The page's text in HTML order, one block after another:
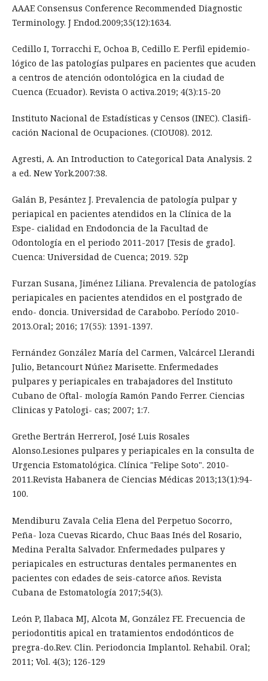
AAAE Consensus Conference Recommended Diagnostic
Terminology. J Endod.2009;35(12):1634.
Cedillo I, Torracchi E, Ochoa B, Cedillo E. Perfil epidemio-
lógico de las patologías pulpares en pacientes que acuden
a centros de atención odontológica en la ciudad de
Cuenca (Ecuador). Revista O activa.2019; 4(3):15-20
Instituto Nacional de Estadísticas y Censos (INEC). Clasifi-
cación Nacional de Ocupaciones. (CIOU08). 2012.
Agresti, A. An Introduction to Categorical Data Analysis. 2
a ed. New York.2007:38.
Galán B, Pesántez J. Prevalencia de patología pulpar y
periapical en pacientes atendidos en la Clínica de la
Espe- cialidad en Endodoncia de la Facultad de
Odontología en el periodo 2011-2017 [Tesis de grado].
Cuenca: Universidad de Cuenca; 2019. 52p
Furzan Susana, Jiménez Liliana. Prevalencia de patologías
periapicales en pacientes atendidos en el postgrado de
endo- doncia. Universidad de Carabobo. Período 2010-
2013.Oral; 2016; 17(55): 1391-1397.
Fernández González María del Carmen, Valcárcel Llerandi
Julio, Betancourt Núñez Marisette. Enfermedades
pulpares y periapicales en trabajadores del Instituto
Cubano de Oftal- mología Ramón Pando Ferrer. Ciencias
Clinicas y Patologi- cas; 2007; 1:7.
Grethe Bertrán HerreroI, José Luis Rosales
Alonso.Lesiones pulpares y periapicales en la consulta de
Urgencia Estomatológica. Clínica "Felipe Soto". 2010-
2011.Revista Habanera de Ciencias Médicas 2013;13(1):94-
100.
Mendiburu Zavala Celia Elena del Perpetuo Socorro,
Peña- loza Cuevas Ricardo, Chuc Baas Inés del Rosario,
Medina Peralta Salvador. Enfermedades pulpares y
periapicales en estructuras dentales permanentes en
pacientes con edades de seis-catorce años. Revista
Cubana de Estomatología 2017;54(3).
León P, Ilabaca MJ, Alcota M, González FE. Frecuencia de
periodontitis apical en tratamientos endodónticos de
pregra-do.Rev. Clin. Periodoncia Implantol. Rehabil. Oral;
2011; Vol. 4(3); 126-129